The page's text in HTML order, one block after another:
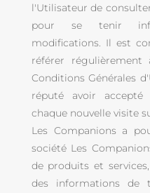
l'Utilisateur de
pour se tenir
modifications. Il est
référer
Conditions Générales
réputé avoir
chaque nouvelle visite
Les Companions a
société Les
de produits et
des informations de